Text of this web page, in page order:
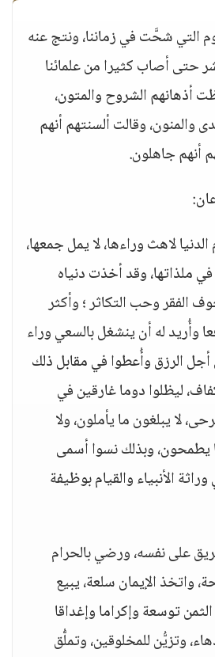
التي شحَّت في زماننا، ونتج عنه
حتى أصاب كثيرا من علمائنا
أذهانهم الشروح والمتون،
وقالت ألسنتهم أنهم
أنهم جاهلون.
لاهث وراءها، لا يمل جمعها،
ملذاتها، وقد أخذت دنياه
الفقر وحب التكاثر ؛ وأكثر
وأُريد له أن ينشغل بالسعي وراء
الرزق وأُعطوا في مقابل ذلك
ليظلوا دوما غارقين في
لا يبلغون ما يأملون، ولا
يطمحون، وبذلك نسوا أسمى
الأنبياء والقيام بوظيفة
على نفسه، ورضي بالحرام
واتخذ الإيمان سلعة، يبيع
توسعة وإكراما وإغداقا
وتزيُّن للمخلوقين، وتملُّق